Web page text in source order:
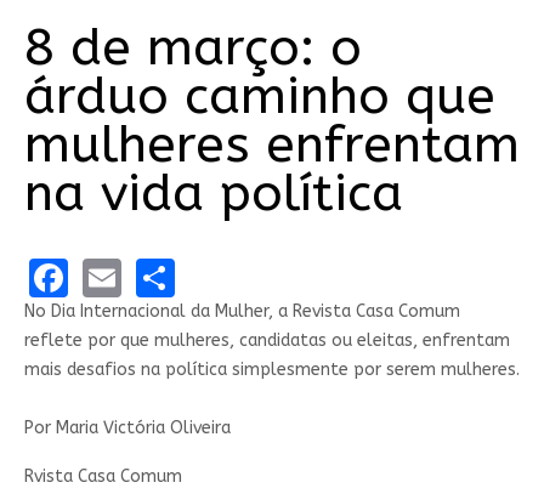
8 de março: o
árduo caminho que
mulheres enfrentam
na vida política
Facebook
EmailShare
No Dia Internacional da Mulher, a Revista Casa Comum
reflete por que mulheres, candidatas ou eleitas, enfrentam
mais desafios na política simplesmente por serem mulheres.
Por Maria Victória Oliveira
Rvista Casa Comum